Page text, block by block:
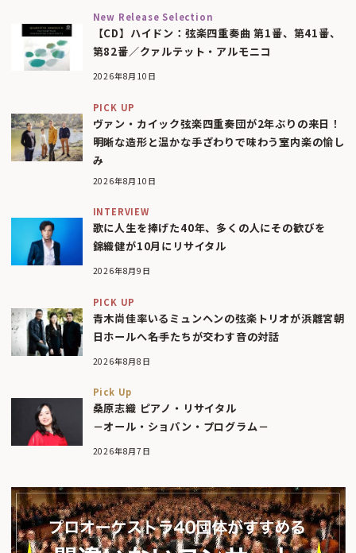
New Release Selection
【CD】ハイドン：弦楽四重奏曲 第1番、第41番、
第82番／クァルテット・アルモニコ
2026年8月10日
PICK UP
ヴァン・カイック弦楽四重奏団が2年ぶりの来日！
明晰な造形と温かな手ざわりで味わう室内楽の愉し
み
2026年8月10日
INTERVIEW
歌に人生を捧げた40年、多くの人にその歓びを
錦織健が10月にリサイタル
2026年8月9日
PICK UP
青木尚佳率いるミュンヘンの弦楽トリオが浜離宮朝
日ホールへ――名手たちが交わす音の対話
2026年8月8日
Pick Up
桑原志織 ピアノ・リサイタル
－オール・ショパン・プログラム－
2026年8月7日